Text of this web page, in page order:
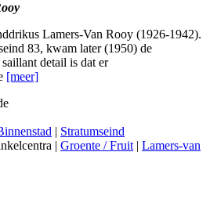
Lamers-Van Rooy (1926-1942).
83, kwam later (1950) de
detail is dat er
[meer]
| Stratumseind
| Groente / Fruit | Lamers-van